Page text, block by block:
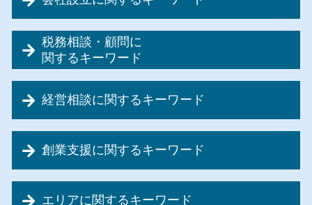
自宅 事務所 経費
会社設立 税金
会社設立 個人事業主 メリット
会社設立 メリット
会社設立 合同会社
会社設立 税理士 必要
個人事業主 法人化
合同会社 設立
税務相談・顧問に
関するキーワード
節税対策 とは
節税対策 起業
税務顧問 仕事内容
節税対策 設備投資
経営相談に関するキーワード
事業再生 種類
事業承継 税制優遇
創業支援に関するキーワード
エリアに関するキーワード